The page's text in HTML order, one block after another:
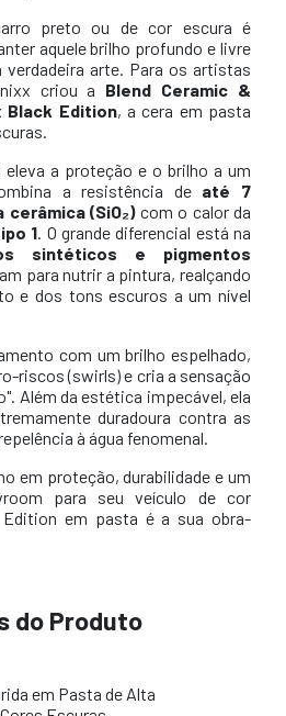
preto ou de cor escura é
aquele brilho profundo e livre
arte. Para os artistas
criou a Blend Ceramic &
Black Edition, a cera em pasta
a proteção e o brilho a um
a resistência de até 7
(SiO₂)com o calor da
1 . O grande diferencial está na
sintéticos e pigmentos
para nutrir a pintura, realçando
e dos tons escuros a um nível
com um brilho espelhado,
riscos (swirls) e cria a sensação
Além da estética impecável, ela
duradoura contra as
à água fenomenal.
em proteção, durabilidade e um
para seu veículo de cor
Edition em pasta é a sua obra-
do Produto
em Pasta de Alta